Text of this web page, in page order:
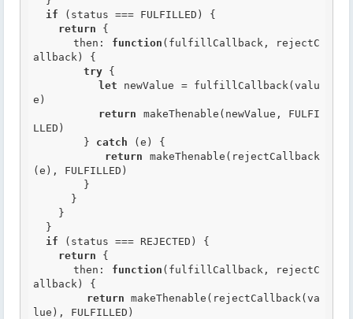
if (status === FULFILLED) {
return {
      then:
function (fulfillCallback, rejectC
allback)
{
try {
let newValue = fulfillCallback(valu
e)
return makeThenable(newValue, FULFI
LLED)
        }
catch (e) {
return makeThenable(rejectCallback
(e), FULFILLED)
if (status === REJECTED) {
return {
      then:
function (fulfillCallback, rejectC
allback)
{
return makeThenable(rejectCallback(va
lue), FULFILLED)